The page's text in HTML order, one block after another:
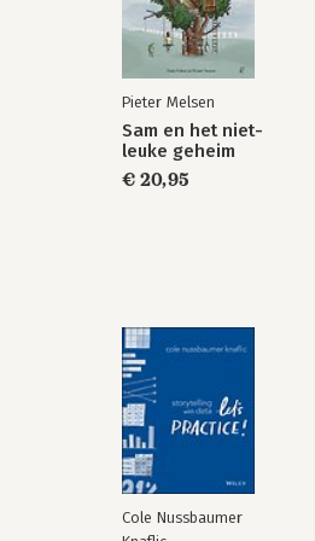
metfocussen 45
en leren focussen
en de executieve
multitasken 54
59
73
en minimale wisselkosten 75
lesdoelen 77
79
denkbrein
onbewust en
84
Pieter Melsen
Sam en het niet-
leuke geheim
€ 20,95
Cole Nussbaumer